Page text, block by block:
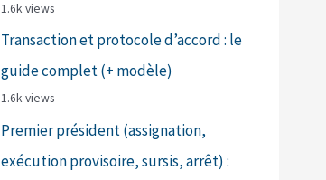
1.6k views
Transaction et protocole d’accord : le
guide complet (+ modèle)
1.6k views
Premier président (assignation,
exécution provisoire, sursis, arrêt) :